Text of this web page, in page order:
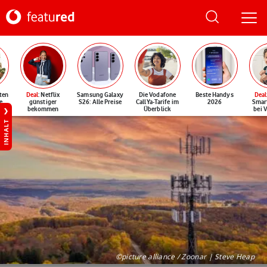
Deal: Netflix
günstiger
bekommen
Samsung Galaxy
S26: Alle Preise
Die Vodafone
CallYa-Tarife im
Überblick
Beste Handys
2026
Deal
bei
INHALT
©picture alliance / Zoonar | Steve Heap